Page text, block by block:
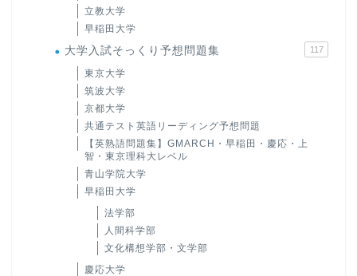
立教大学
早稲田大学
大学入試そっくり予想問題集 117
東京大学
筑波大学
京都大学
共通テスト英語リーディング予想問題
【英熟語問題集】GMARCH・早稲田・慶応・上
智・東京理科大レベル
青山学院大学
早稲田大学
法学部
人間科学部
文化構想学部・文学部
慶応大学